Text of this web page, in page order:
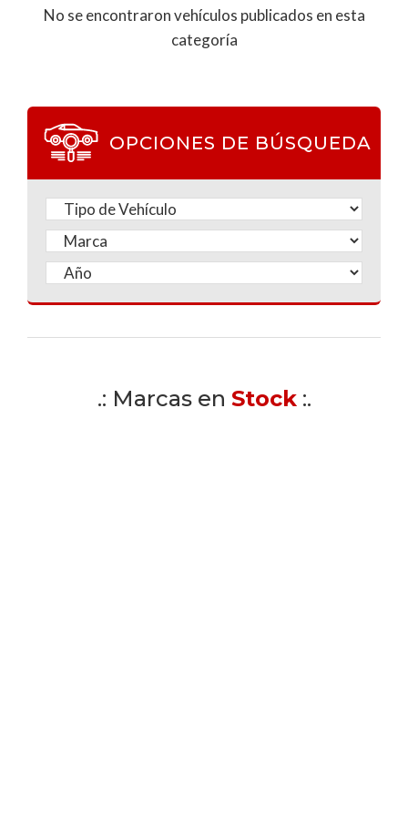
No se encontraron vehículos publicados en esta
categoría
OPCIONES DE BÚSQUEDA
.: Marcas en Stock:.